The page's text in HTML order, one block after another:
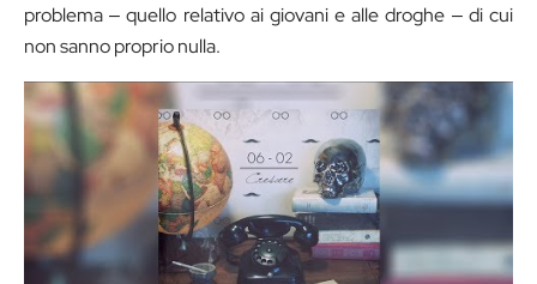
problema ‒ quello relativo ai giovani e alle droghe ‒ di cui
non sanno proprio nulla.